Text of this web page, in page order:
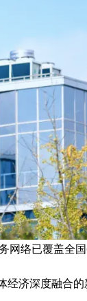
网络已覆盖全
经济深度融合